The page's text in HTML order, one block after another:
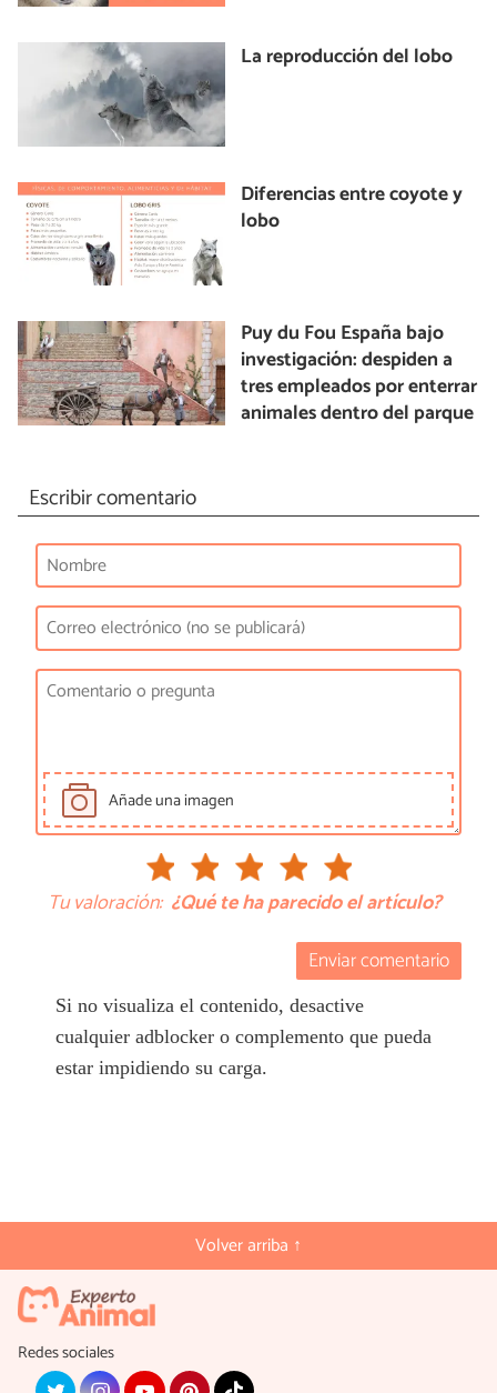
La reproducción del lobo
Diferencias entre coyote y
lobo
Puy du Fou España bajo
investigación: despiden a
tres empleados por enterrar
animales dentro del parque
Escribir comentario
Añade una imagen
Tu valoración: ¿Qué te ha parecido el artículo?
Enviar comentario
Si no visualiza el contenido, desactive
cualquier adblocker o complemento que pueda
estar impidiendo su carga.
Volver arriba ↑
Redes sociales